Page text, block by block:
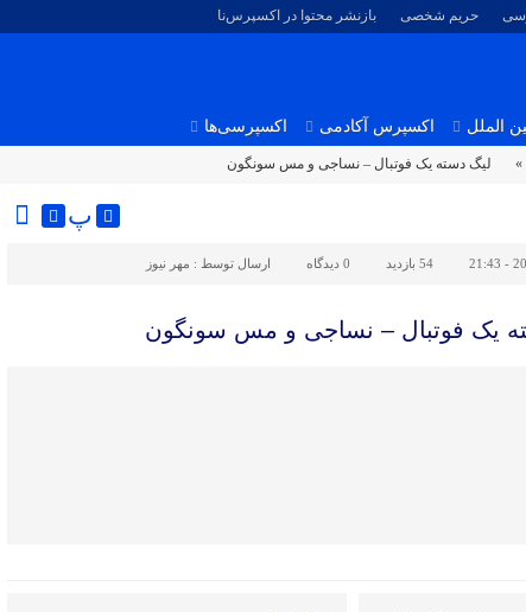
حریم شخصی بازنشر محتوا در اکسپرس‌نا
الملل اکسپرس آکادمی اکسپرسی‌ها
» لیگ دسته یک فوتبال – نساجی و مس سونگون
پ
54 بازدید 0 دیدگاه ارسال توسط : مهر نیوز
یک فوتبال – نساجی و مس سونگون